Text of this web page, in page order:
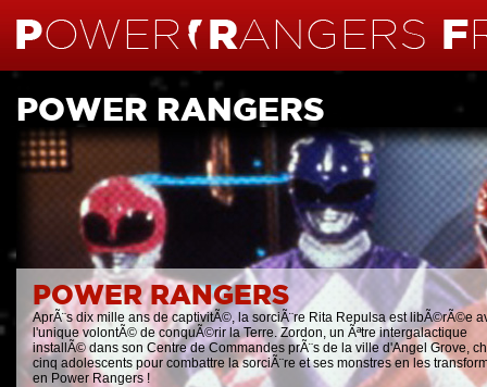
POWER RANGERS
POWER RANGERS
AprÃ¨s dix mille ans de captivitÃ©, la sorciÃ¨re Rita Repulsa est libÃ©rÃ©e
l'unique volontÃ© de conquÃ©rir la Terre. Zordon, un Ãªtre intergalactique
installÃ© dans son Centre de Commandes prÃ¨s de la ville d'Angel Grove,
cinq adolescents pour combattre la sorciÃ¨re et ses monstres en les
en Power Rangers !